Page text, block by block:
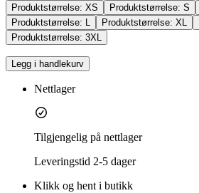
Produktstørrelse: XS Produktstørrelse: S
Produktstørrelse: L Produktstørrelse: XL
Produktstørrelse: 3XL
Legg i handlekurv
Nettlager
Tilgjengelig på nettlager
Leveringstid 2-5 dager
Klikk og hent i butikk